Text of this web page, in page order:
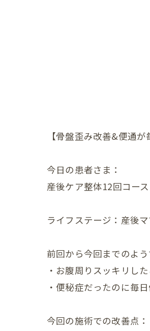
【骨盤歪み改善&便通
今日の患者さま：
産後ケア整体12回コー
ライフステージ：産後
前回から今回までのよう
・お腹周りスッキリし
・便秘症だったのに毎
今回の施術での改善点：